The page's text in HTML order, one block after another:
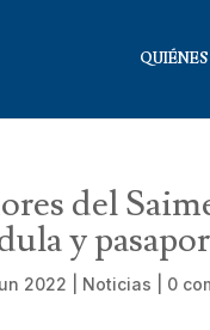
del
y
2022 Noticias 0